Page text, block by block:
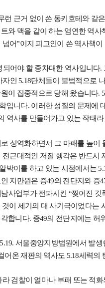
런 근거 없이 쓴 동키호테와 같
와 맥을 같이 하는 엄연한 역
넘어”이지 피고인이 쓴 역사책
어야 할 중차대한 역사입니다.
인 5.18단체들이 불법적으로
이 집중적으로 당해 왔습니다.
입니다. 이러한 성질의 문제에
역사를 만들어가고 있는 작태
성역화하면서 그 마패를 높이
근대적인 저질 행각은 반드시
박이를 하고 있는 시점에서는
지만원은 증49의 전단지와 증
사업부가 전파시킨 “찢어진
것이 세기의 대 사기극이었다
합니다. 증49의 전단지에는 허
서울중앙지방법원에서 발
어온 재판의 역사도 5.18세력
검찰이 얼마나 부패 또는 적